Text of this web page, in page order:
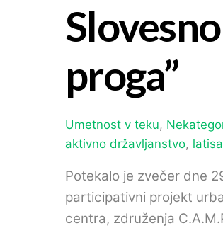
proga”
Umetnost v teku,
aktivno državljanstvo,
Potekalo je zvečer dne
participativni projekt
centra, združenja